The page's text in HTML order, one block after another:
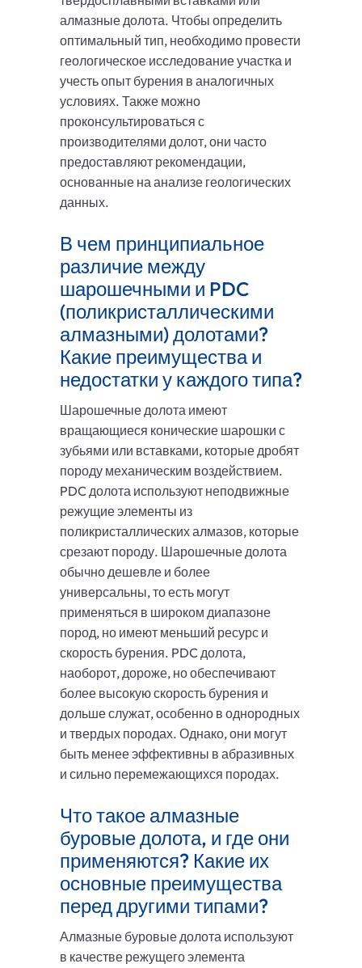
алмазные долота. Чтобы определить
оптимальный тип, необходимо провести
геологическое исследование участка и
учесть опыт бурения в аналогичных
условиях. Также можно
проконсультироваться с
производителями долот, они часто
предоставляют рекомендации,
основанные на анализе геологических
данных.
В чем принципиальное
различие между
шарошечными и PDC
(поликристаллическими
алмазными) долотами?
Какие преимущества и
недостатки у каждого типа?
Шарошечные долота имеют
вращающиеся конические шарошки с
зубьями или вставками, которые дробят
породу механическим воздействием.
PDC долота используют неподвижные
режущие элементы из
поликристаллических алмазов, которые
срезают породу. Шарошечные долота
обычно дешевле и более
универсальны, то есть могут
применяться в широком диапазоне
пород, но имеют меньший ресурс и
скорость бурения. PDC долота,
наоборот, дороже, но обеспечивают
более высокую скорость бурения и
дольше служат, особенно в однородных
и твердых породах. Однако, они могут
быть менее эффективны в абразивных
и сильно перемежающихся породах.
Что такое алмазные
буровые долота, и где они
применяются? Какие их
основные преимущества
перед другими типами?
Алмазные буровые долота используют
в качестве режущего элемента